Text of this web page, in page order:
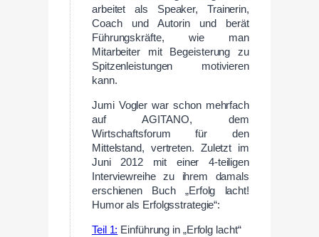
arbeitet als Speaker, Trainerin,
Coach und Autorin und berät
Führungskräfte, wie man
Mitarbeiter mit Begeisterung zu
Spitzenleistungen motivieren
kann.
Jumi Vogler war schon mehrfach
auf AGITANO, dem
Wirtschaftsforum für den
Mittelstand, vertreten. Zuletzt im
Juni 2012 mit einer 4-teiligen
Interviewreihe zu ihrem damals
erschienen Buch „Erfolg lacht!
Humor als Erfolgsstrategie“:
Teil 1: Einführung in „Erfolg lacht“